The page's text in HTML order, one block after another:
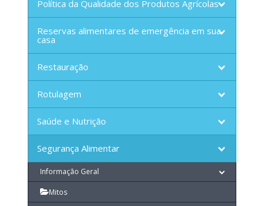
Política da Qualidade dos Produtos Agrícolas
Reservas alimentares de emergência em sua
casa
Restauração
Rotulagem
Saúde e Nutrição
Segurança Alimentar
Informação Geral
Mitos